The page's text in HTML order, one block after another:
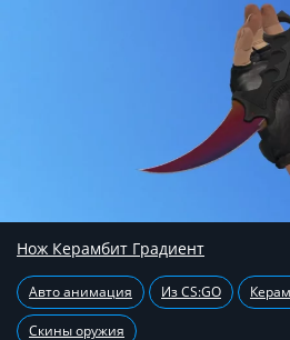
Нож Керамбит Градиент
Авто анимация Из CS:GO
Скины оружия